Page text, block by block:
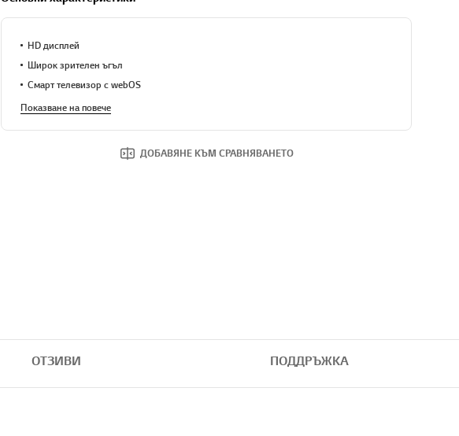
HD дисплей
Широк зрителен ъгъл
Смарт телевизор с webOS
Показване на повече
ДОБАВЯНЕ КЪМ СРАВНЯВАНЕТО
ОТЗИВИ ПОДДРЪЖКА